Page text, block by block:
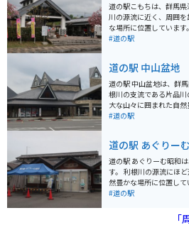
道の駅こもちは、群馬
川の源流に近く、周囲
な場所に位置しています。 道の駅には、地元の農産物や
特産品を販売する直売所
た、レストランでは、地
むことができます。 バイクで訪れる場合、道の駅には広
い駐車場が完備されて
瀬国立公園や日光国立
スポットも数多くあります。 道の駅こもちは、自
#道の駅
道の駅 中山盆地
道の駅 中山盆地は、群
根川の支流である片品
大な山々に囲まれた自然豊かな
地元の農産物を販売する
「天ぷらの里」です。ま
さと館」では、地元の
きます。 バイクで訪れる場合、道の駅には広くて停めや
すい駐車場が完備され
などへのツーリングルー
訪れた際には、ぜひ地
#道の駅
道の駅 あぐりー
道の駅 あぐりーむ昭和
す。 利根川の源流にほど近く、周囲を山々に囲まれた自
然豊かな場所に位置し
菜、きのこなどが販売さ
物のひもかわうどんも味わえます。
る「昭和の暮らし体験
#道の駅